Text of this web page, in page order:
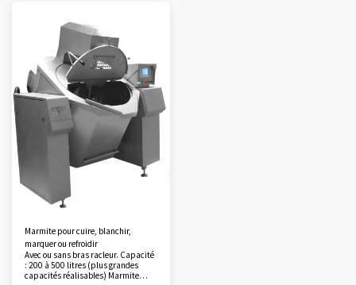
Marmite pour cuire, blanchir,
marquer ou refroidir
Avec ou sans bras racleur. Capacité
: 200 à 500 litres (plus grandes
capacités réalisables) Marmite